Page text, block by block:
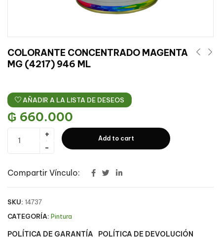
COLORANTE CONCENTRADO MAGENTA
MG (4217) 946 ML
AÑADIR A LA LISTA DE DESEOS
₲ 660.000
Add to cart
Compartir Vínculo:
SKU: 14737
CATEGORÍA: Pintura
POLÍTICA DE GARANTÍA POLÍTICA DE DEVOLUCIÓN